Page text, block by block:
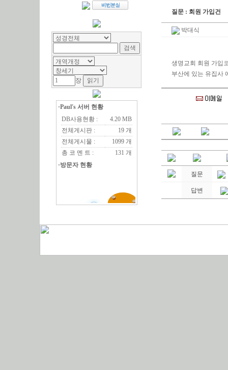
장
·Paul's 서버 현황
DB사용현황 :
4.20 MB
전체게시판 :
19 개
전체게시물 :
1099 개
총 코 멘 트 :
131 개
·방문자 현황
질문 : 회원 가입건
박대식
생명교회 회원 가입
부산에 있는 유집사
질문
답변